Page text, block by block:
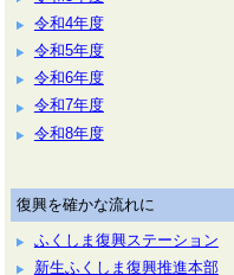
令和4年度
令和5年度
令和6年度
令和7年度
令和8年度
復興を確かな流れに
ふくしま復興ステーション
新生ふくしま復興推進本部